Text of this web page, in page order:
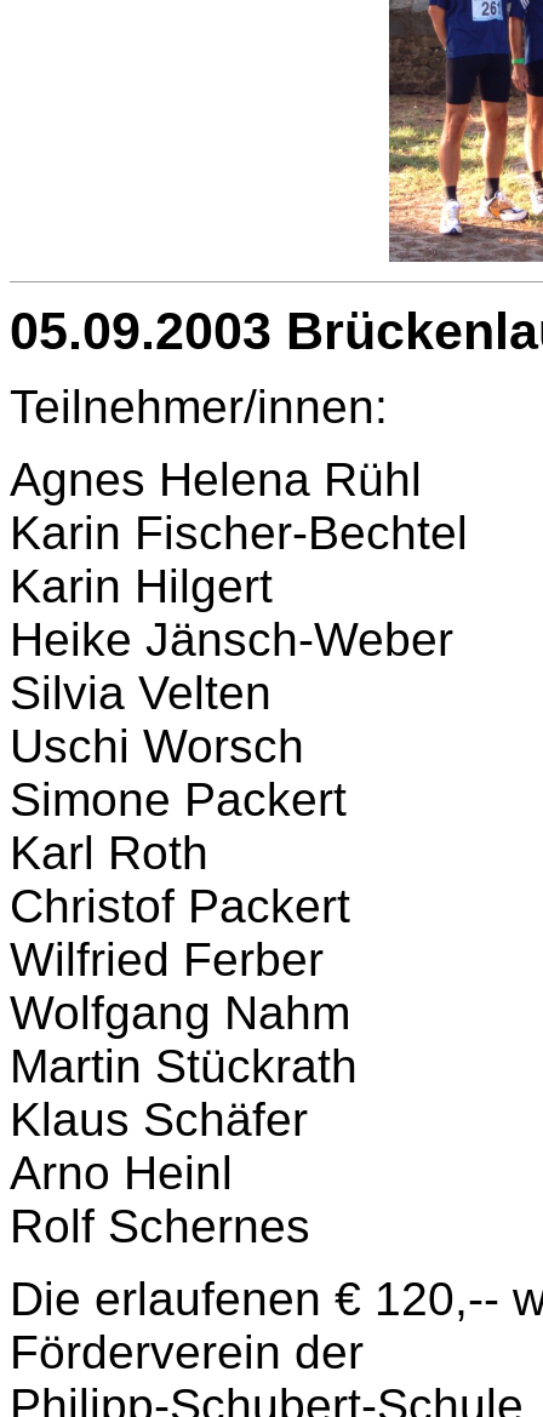
05.09.2003
Teilnehmer/innen:
Agnes Helena Rühl
Karin Fischer-Bechtel
Karin Hilgert
Heike Jänsch-Weber
Silvia Velten
Uschi Worsch
Simone Packert
Karl Roth
Christof Packert
Wilfried Ferber
Wolfgang Nahm
Martin Stückrath
Klaus Schäfer
Arno Heinl
Rolf Schernes
Die erlaufenen € 120,--
Förderverein der
Philipp-Schubert-